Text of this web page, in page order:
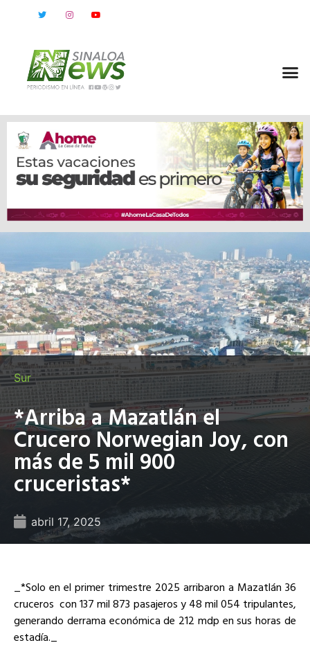
Sur
*Arriba a Mazatlán el
Crucero Norwegian Joy, con
más de 5 mil 900
cruceristas*
abril 17, 2025
_*Solo en el primer trimestre 2025 arribaron a Mazatlán 36
cruceros con 137 mil 873 pasajeros y 48 mil 054 tripulantes,
generando derrama económica de 212 mdp en sus horas de
estadía._